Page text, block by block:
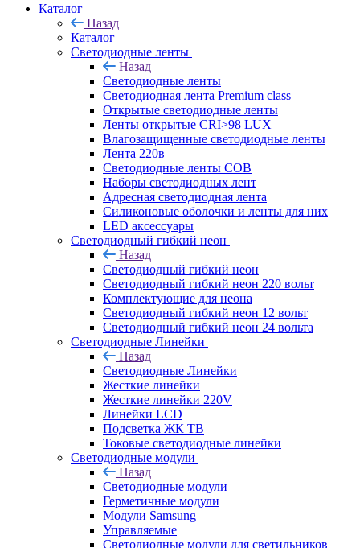
Каталог
Назад
Каталог
Светодиодные ленты
Назад
Светодиодные ленты
Светодиодная лента Premium class
Открытые светодиодные ленты
Ленты открытые CRI>98 LUX
Влагозащищенные светодиодные ленты
Лента 220в
Светодиодные ленты COB
Наборы светодиодных лент
Адресная светодиодная лента
Силиконовые оболочки и ленты для них
LED аксессуары
Светодиодный гибкий неон
Назад
Светодиодный гибкий неон
Светодиодный гибкий неон 220 вольт
Комплектующие для неона
Светодиодный гибкий неон 12 вольт
Светодиодный гибкий неон 24 вольта
Светодиодные Линейки
Назад
Светодиодные Линейки
Жесткие линейки
Жесткие линейки 220V
Линейки LCD
Подсветка ЖК ТВ
Токовые светодиодные линейки
Светодиодные модули
Назад
Светодиодные модули
Герметичные модули
Модули Samsung
Управляемые
Светодиодные модули для светильников